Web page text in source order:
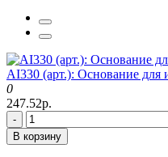
AI330 (арт.): Основание для
0
247.52р.
-
В корзину